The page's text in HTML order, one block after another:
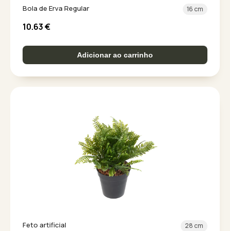
Bola de Erva Regular 16 cm
10.63€
Adicionar ao carrinho
Feto artificial 28 cm